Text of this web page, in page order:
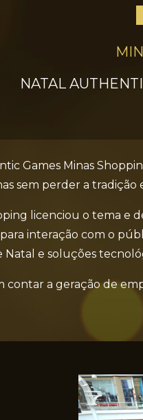
NATAL
Games Minas
sem perder a tradição
licenciou o tema e
interação com o
Natal e soluções
contar a geração de